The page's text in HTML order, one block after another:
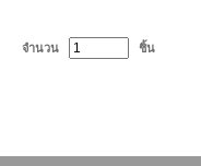
จำนวน ชิ้น